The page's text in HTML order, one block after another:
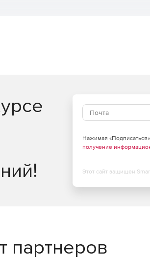
Нажимая
получение
Этот сайт защищен
партнеров